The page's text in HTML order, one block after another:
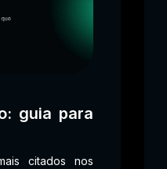
guia para
citados nos